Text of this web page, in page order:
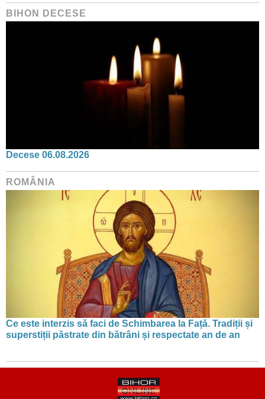
BIHON DECESE
Decese 06.08.2026
ROMÂNIA
Ce este interzis să faci de Schimbarea la Față. Tradiții și
superstiții păstrate din bătrâni și respectate an de an